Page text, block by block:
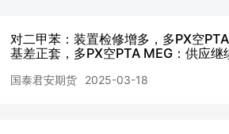
对二甲苯：装置检修增多，多PX空
基差正套，多PX空PTA MEG：供应继
国泰君安期货 2025-03-18